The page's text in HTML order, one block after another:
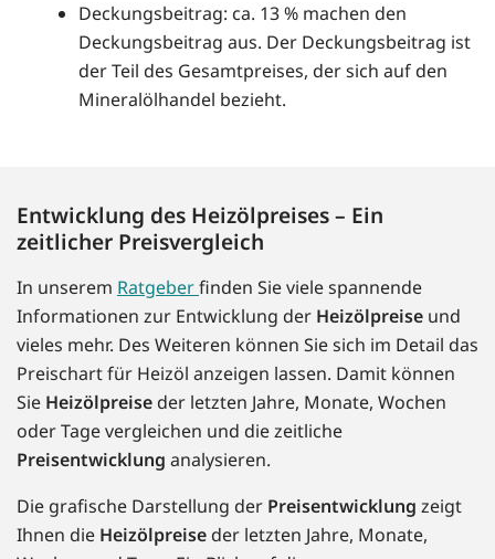
Deckungsbeitrag: ca. 13 % machen den
Deckungsbeitrag aus. Der Deckungsbeitrag ist
der Teil des Gesamtpreises, der sich auf den
Mineralölhandel bezieht.
Entwicklung des Heizölpreises – Ein
zeitlicher Preisvergleich
In unserem Ratgeberfinden Sie viele spannende
Informationen zur Entwicklung der Heizölpreise und
vieles mehr. Des Weiteren können Sie sich im Detail das
Preischart für Heizöl anzeigen lassen. Damit können
Sie Heizölpreise der letzten Jahre, Monate, Wochen
oder Tage vergleichen und die zeitliche
Preisentwicklung analysieren.
Die grafische Darstellung der Preisentwicklung zeigt
Ihnen die Heizölpreise der letzten Jahre, Monate,